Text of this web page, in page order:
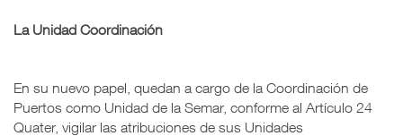
La Unidad Coordinación
En su nuevo papel, quedan a cargo de la Coordinación de
Puertos como Unidad de la Semar, conforme al Artículo 24
Quater, vigilar las atribuciones de sus Unidades